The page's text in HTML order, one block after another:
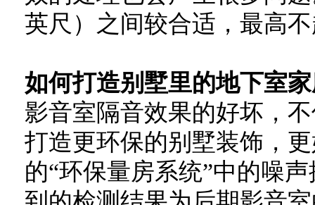
英尺）之间较合适，最高
如何打造别墅里的地下室
影音室隔音效果的好坏，
打造更环保的别墅装饰，
的“环保量房系统”中的噪